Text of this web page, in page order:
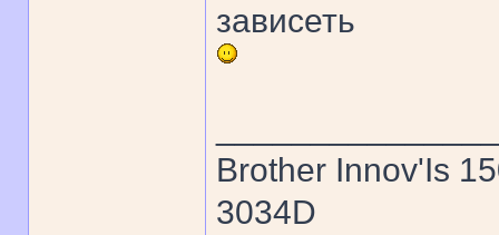
зависеть
Brother Innov'Is
3034D